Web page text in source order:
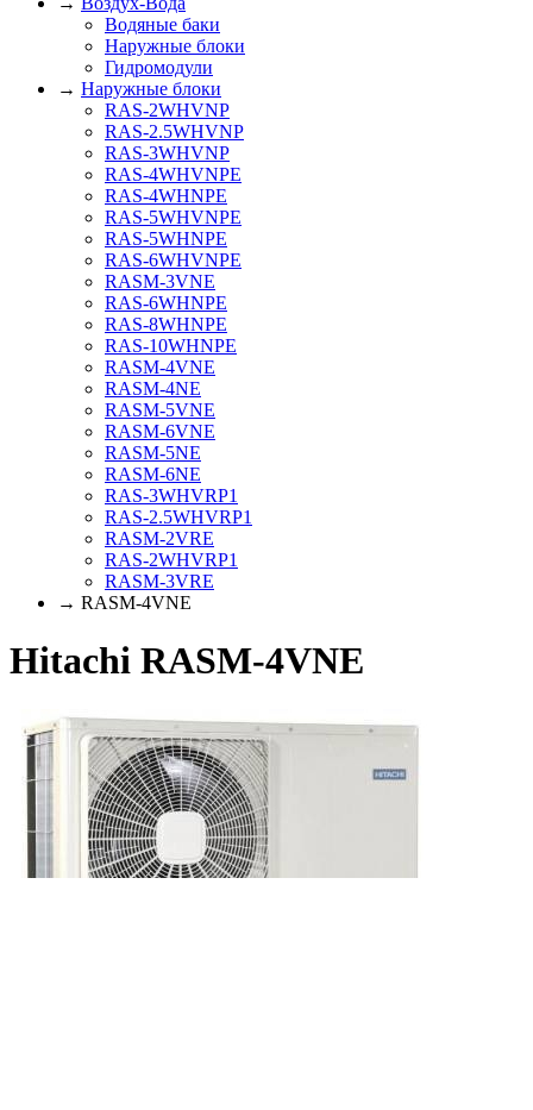
Водяные баки
Наружные блоки
Гидромодули
→ Наружные блоки
RAS-2WHVNP
RAS-2.5WHVNP
RAS-3WHVNP
RAS-4WHVNPE
RAS-4WHNPE
RAS-5WHVNPE
RAS-5WHNPE
RAS-6WHVNPE
RASM-3VNE
RAS-6WHNPE
RAS-8WHNPE
RAS-10WHNPE
RASM-4VNE
RASM-4NE
RASM-5VNE
RASM-6VNE
RASM-5NE
RASM-6NE
RAS-3WHVRP1
RAS-2.5WHVRP1
RASM-2VRE
RAS-2WHVRP1
RASM-3VRE
→ RASM-4VNE
Hitachi RASM-4VNE